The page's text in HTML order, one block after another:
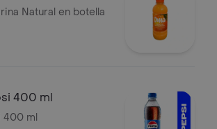
Natural en botella
400 ml
400 ml